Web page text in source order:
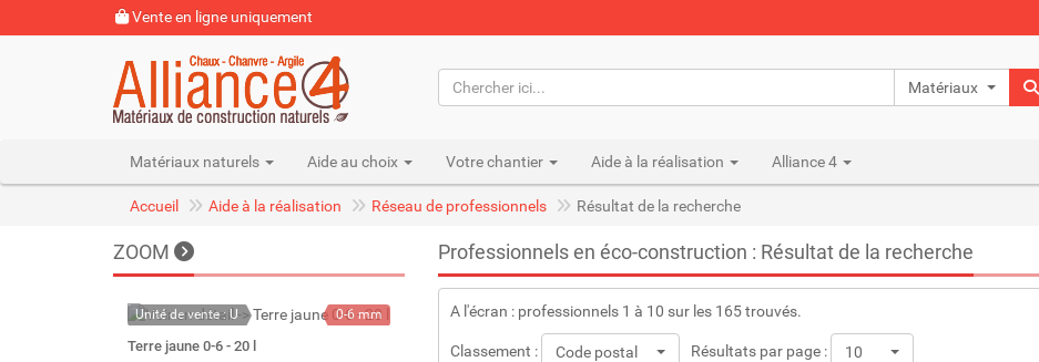
Vente en ligne uniquement
Matériaux naturels
Matériaux naturels Aide au choix Votre chantier Aide à la réalisation Alliance 4
Accueil Aide à la réalisation Réseau de professionnels Résultat de la recherche
ZOOM
Unité de vente : U
0-6 mm
Terre jaune 0-6 - 20 l
Professionnels en éco-construction : Résultat de la recherche
A l'écran : professionnels 1 à 10 sur les 165 trouvés.
Classement : Code postal Résultats par page : 10